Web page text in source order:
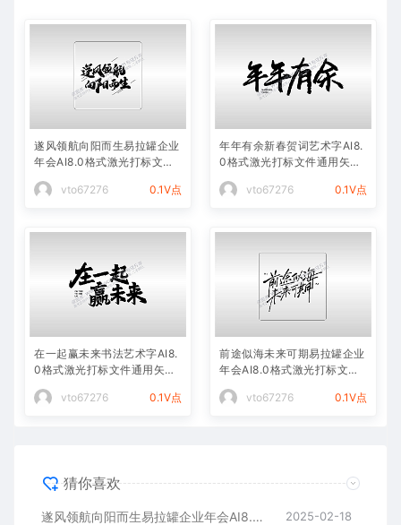
遂风领航向阳而生易拉罐企业
年会AI8.0格式激光打标文件
vto67276
0.1V点
年年有余新春贺词艺术字AI8.
0格式激光打标文件通用矢量
vto67276
0.1V点
在一起赢未来书法艺术字AI8.
0格式激光打标文件通用矢量
vto67276
0.1V点
前途似海未来可期易拉罐企业
年会AI8.0格式激光打标文件
vto67276
0.1V点
猜你喜欢
遂风领航向阳而生易拉罐企业年会AI8.0格式激光打标文件通用矢量图 2025-02-18